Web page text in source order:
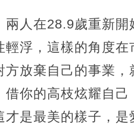
兩人在28.9歲重新
輕浮，這樣的角度
方放棄自己的事業
借你的高枝炫耀自
才是最美的樣子，